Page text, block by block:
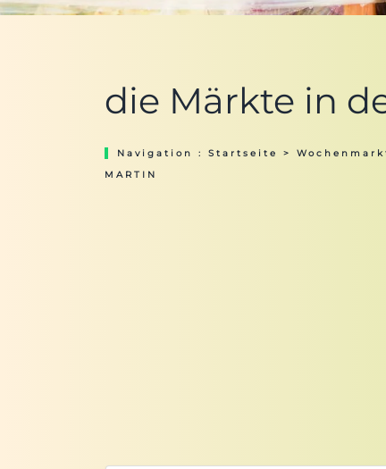
die Märkte in
Navigation : Startseite >
MARTIN